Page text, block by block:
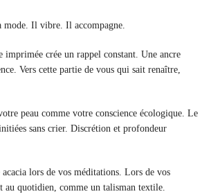
mode. Il vibre. Il accompagne.
imprimée crée un rappel constant. Une ancre
Vers cette partie de vous qui sait renaître,
peau comme votre conscience écologique. Le
sans crier. Discrétion et profondeur
lors de vos méditations. Lors de vos
au quotidien, comme un talisman textile.